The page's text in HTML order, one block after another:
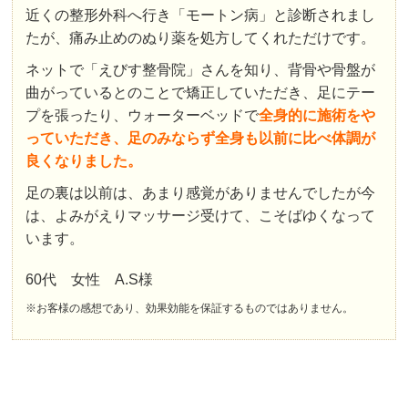
近くの整形外科へ行き「モートン病」と診断されまし
たが、痛み止めのぬり薬を処方してくれただけです。
ネットで「えびす整骨院」さんを知り、背骨や骨盤が
曲がっているとのことで矯正していただき、足にテー
プを張ったり、ウォーターベッドで全身的に施術をや
っていただき、足のみならず全身も以前に比べ体調が
良くなりました。
足の裏は以前は、あまり感覚がありませんでしたが今
は、よみがえりマッサージ受けて、こそばゆくなって
います。
60代 女性 A.S様
※お客様の感想であり、効果効能を保証するものではありません。